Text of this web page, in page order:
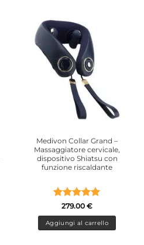
Medivon Collar Grand –
Massaggiatore cervicale,
dispositivo Shiatsu con
funzione riscaldante
Valutato5
su 5
279.00 €
Aggiungi al carrello